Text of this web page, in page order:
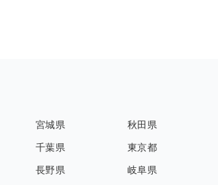
宮城県 秋田県
千葉県 東京都
長野県 岐阜県